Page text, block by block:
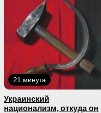
21 минута
Украинский
национализм, откуда он